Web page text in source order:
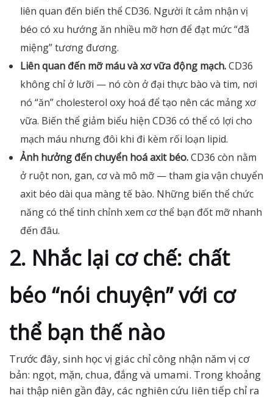
liên quan đến biến thể CD36. Người ít cảm nhận vị
béo có xu hướng ăn nhiều mỡ hơn để đạt mức “đã
miệng” tương đương.
Liên quan đến mỡ máu và xơ vữa động mạch.CD36
không chỉ ở lưỡi — nó còn ở đại thực bào và tim, nơi
nó “ăn” cholesterol oxy hoá để tạo nên các mảng xơ
vữa. Biến thể giảm biểu hiện CD36 có thể có lợi cho
mạch máu nhưng đôi khi đi kèm rối loạn lipid.
Ảnh hưởng đến chuyển hoá axit béo.CD36 còn nằm
ở ruột non, gan, cơ và mô mỡ — tham gia vận chuyển
axit béo dài qua màng tế bào. Những biến thể chức
năng có thể tinh chỉnh xem cơ thể bạn đốt mỡ nhanh
đến đâu.
2. Nhắc lại cơ chế: chất
béo “nói chuyện” với cơ
thể bạn thế nào
Trước đây, sinh học vị giác chỉ công nhận năm vị cơ
bản: ngọt, mặn, chua, đắng và umami. Trong khoảng
hai thập niên gần đây, các nghiên cứu liên tiếp chỉ ra